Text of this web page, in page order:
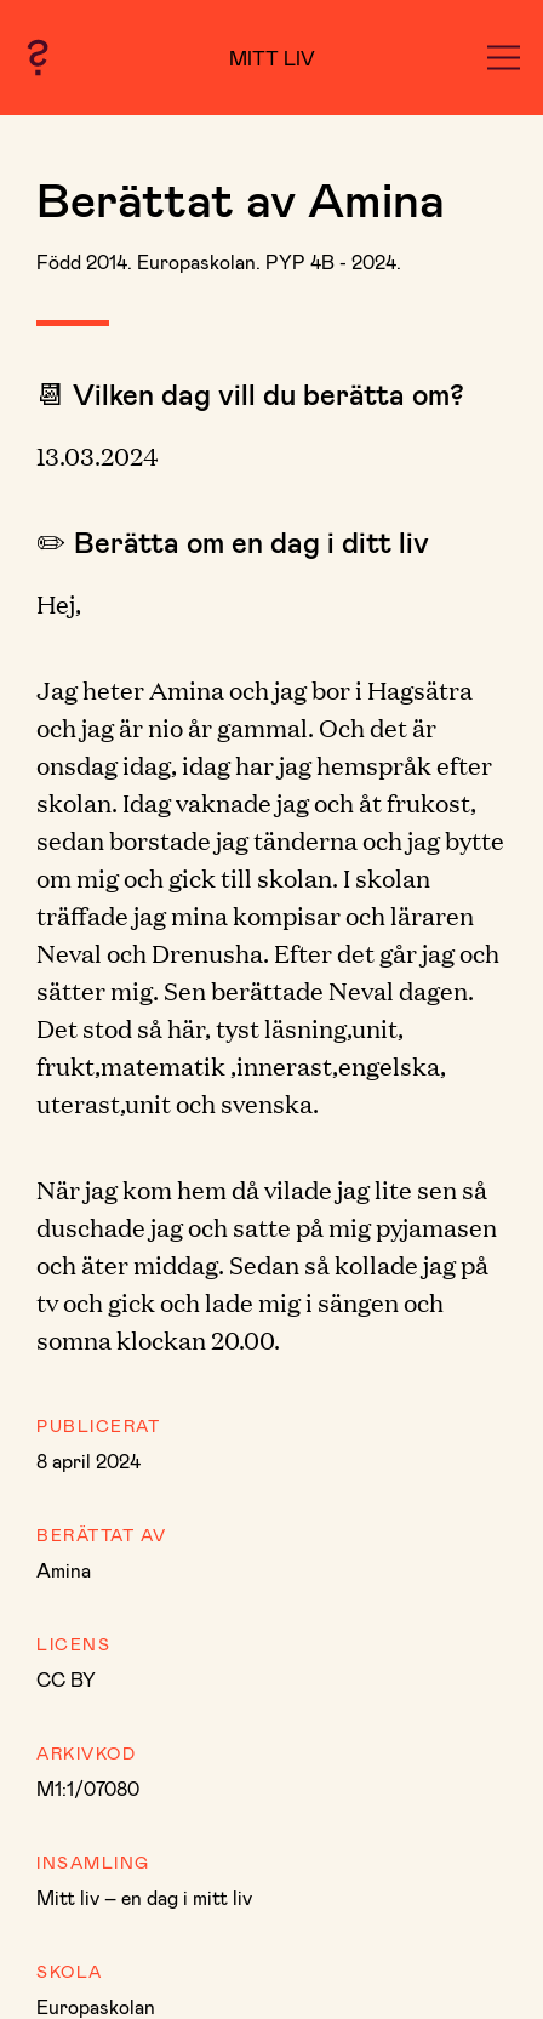
MITT LIV
Berättat av Amina
Född 2014. Europaskolan. PYP 4B - 2024.
📆 Vilken dag vill du berätta om?
13.03.2024
✏️ Berätta om en dag i ditt liv
Hej,
Jag heter Amina och jag bor i Hagsätra
och jag är nio år gammal. Och det är
onsdag idag, idag har jag hemspråk efter
skolan. Idag vaknade jag och åt frukost,
sedan borstade jag tänderna och jag bytte
om mig och gick till skolan. I skolan
träffade jag mina kompisar och läraren
Neval och Drenusha. Efter det går jag och
sätter mig. Sen berättade Neval dagen.
Det stod så här, tyst läsning,unit,
frukt,matematik ,innerast,engelska,
uterast,unit och svenska.
När jag kom hem då vilade jag lite sen så
duschade jag och satte på mig pyjamasen
och äter middag. Sedan så kollade jag på
tv och gick och lade mig i sängen och
somna klockan 20.00.
PUBLICERAT
8 april 2024
BERÄTTAT AV
Amina
LICENS
CC BY
ARKIVKOD
M1:1/07080
INSAMLING
Mitt liv – en dag i mitt liv
SKOLA
Europaskolan